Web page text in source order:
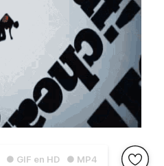
● GIF en HD ● MP4